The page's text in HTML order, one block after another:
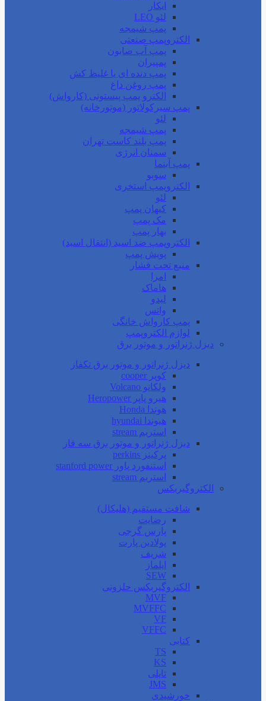
ایکار
لئو LEO
پمپ شیمجه
الکتروپمپ صنعتی
پمپ آب صابون
پمپیران
پمپ دنده ای یا غلیظ کش
پمپ روغن داغ
الکترو پمپ پیستونی (کارواش)
پمپ سیرکولاتور (موتورخانه)
لئو
پمپ شیمجه
پمپ بلند کاست تهران
سمنان انرژی
پمپ آبنما
سوبو
الکتروپمپ استخری
لئو
کیهان پمپ
مک پمپ
بهار پمپ
الکتروپمپ ضد اسید (انتقال اسید)
پویش پمپ
منبع تحت فشار
امرا
هاماک
لیدو
واتس
پمپ کارواش خانگی
لوازم الکتروپمپ
دیزل ژنراتور و موتور برق
دیزل ژنراتور و موتور برق تکفاز
کوپر cooper
ولکانو Volcano
هیرو پاپر Heropower
هوندا Honda
هیوندا hyundai
استریم stream
دیزل ژنراتور و موتور برق سه فاز
پرکینز perkins
استنفورد پاور stanford power
استریم stream
الکتروگیربکس
شافت مستقیم (هلیکال)
رضایت
پارس گرجی
پولادین پارت
شریف
ایلماز
SEW
الکتروگیربکس حلزونی
MVF
MVFFC
VF
VFFC
کتابی
TS
KS
تایلی
JMS
خورشیدی